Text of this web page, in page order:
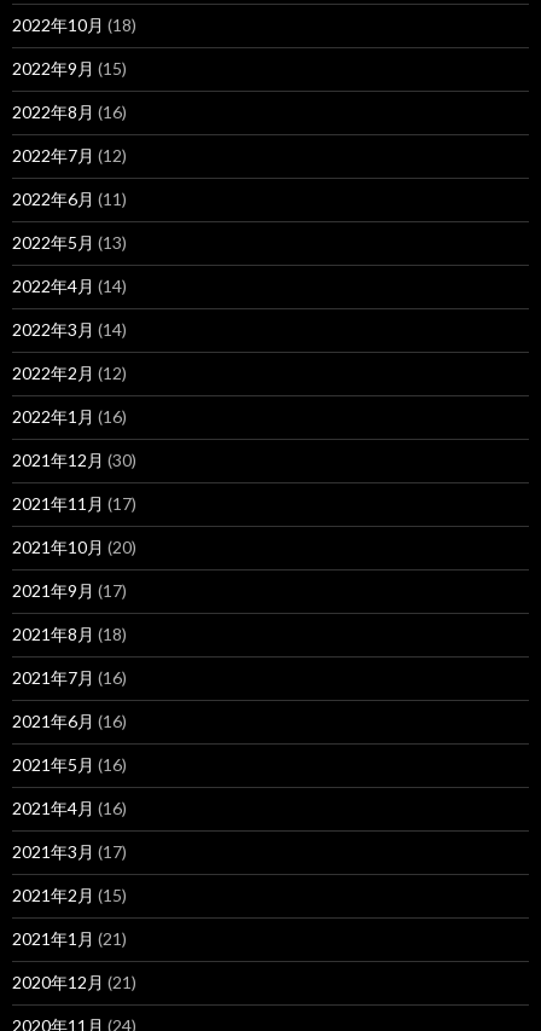
2022年10月 (18)
2022年9月 (15)
2022年8月 (16)
2022年7月 (12)
2022年6月 (11)
2022年5月 (13)
2022年4月 (14)
2022年3月 (14)
2022年2月 (12)
2022年1月 (16)
2021年12月 (30)
2021年11月 (17)
2021年10月 (20)
2021年9月 (17)
2021年8月 (18)
2021年7月 (16)
2021年6月 (16)
2021年5月 (16)
2021年4月 (16)
2021年3月 (17)
2021年2月 (15)
2021年1月 (21)
2020年12月 (21)
2020年11月 (24)